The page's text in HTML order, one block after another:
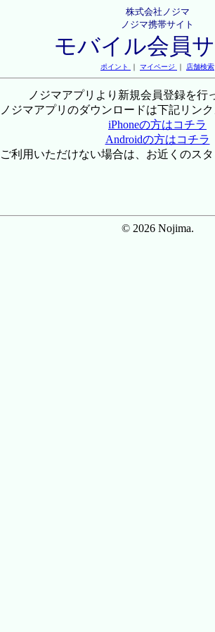
株式会社ノジマ
ノジマ携帯サイト
モバイル会員
ポイント ｜ マイページ ｜ 店舗検索
ノジマアプリより新規会員登録を行
ノジマアプリのダウンロードは下記リン
iPhoneの方はコチラ
Androidの方はコチラ
利用いただけない場合は、お近くのス
© 2026 Nojima.